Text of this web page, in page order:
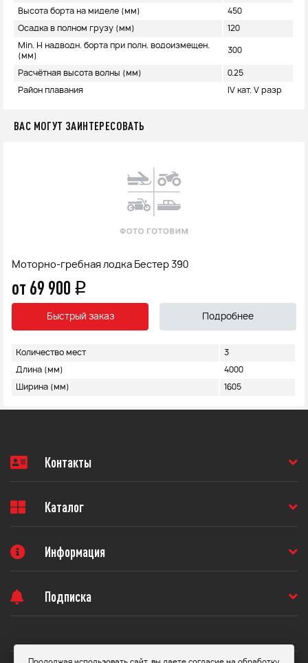
Высота борта на миделе (мм) 450
Осадка в полном грузу (мм) 120
Min. H надводн. борта при полн. водоизмещен.
(мм)
300
Расчётная высота волны (мм) 0.25
Район плавания IV кат. V разр
ВАС МОГУТ ЗАИНТЕРЕСОВАТЬ
Моторно-гребная лодка Бестер 390
от 69 900 q
Быстрый заказ Подробнее
Количество мест 3
Длина (мм) 4000
Ширина (мм) 1605
Контакты
Каталог
Информация
Подписка